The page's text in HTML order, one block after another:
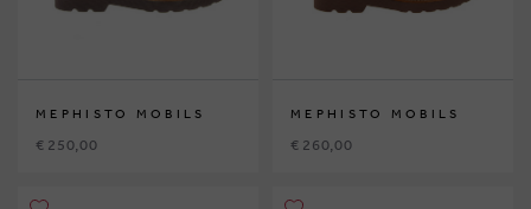
MEPHISTO MOBILS
€ 250,00
MEPHISTO MOBILS
€ 260,00